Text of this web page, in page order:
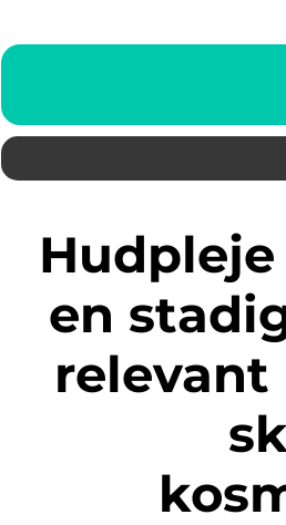
Hudpleje til mænd er blevet
en